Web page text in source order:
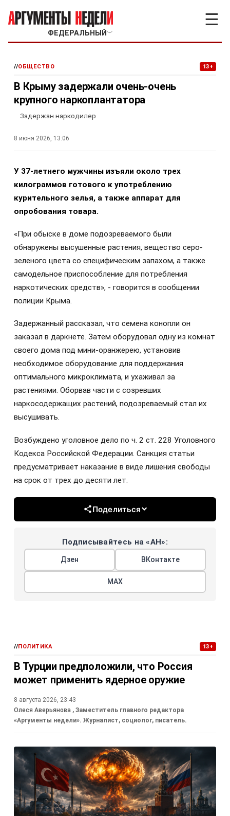
ФЕДЕРАЛЬНЫЙ ﹀
☰
//ОБЩЕСТВО 13+
В Крыму задержали очень-очень
крупного наркоплантатора
Задержан наркодилер
8 июня 2026, 13:06
У 37-летнего мужчины изъяли около трех
килограммов готового к употреблению
курительного зелья, а также аппарат для
опробования товара.
«При обыске в доме подозреваемого были
обнаружены высушенные растения, вещество серо-
зеленого цвета со специфическим запахом, а также
самодельное приспособление для потребления
наркотических средств», - говорится в сообщении
полиции Крыма.
Задержанный рассказал, что семена конопли он
заказал в даркнете. Затем оборудовал одну из комнат
своего дома под мини-оранжерею, установив
необходимое оборудование для поддержания
оптимального микроклимата, и ухаживал за
растениями. Оборвав части с созревших
наркосодержащих растений, подозреваемый стал их
высушивать.
Возбуждено уголовное дело по ч. 2 ст. 228 Уголовного
Кодекса Российской Федерации. Санкция статьи
предусматривает наказание в виде лишения свободы
на срок от трех до десяти лет.
Поделиться
Подписывайтесь на «АН»:
Дзен ВКонтакте
МАХ
//ПОЛИТИКА 13+
В Турции предположили, что Россия
может применить ядерное оружие
8 августа 2026, 23:43
Олеся Аверьянова , Заместитель главного редактора
«Аргументы недели». Журналист, социолог, писатель.